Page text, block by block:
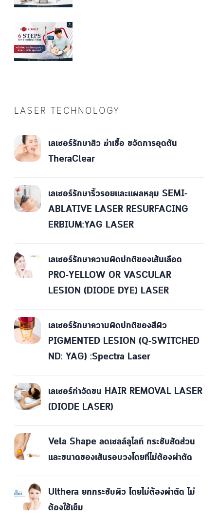
LASER TECHNOLOGY
เลเซอร์รักษาสิว ฆ่าเชื้อ ขจัดการอุดตัน
TheraClear
เลเซอร์รักษาริ้วรอยและแผลหลุม SEMI-
ABLATIVE LASER RESURFACING
ERBIUM:YAG LASER
เลเซอร์รักษาความผิดปกติของเส้นเลือด
PRO-YELLOW OR VASCULAR
LESION (DIODE DYE) LASER
เลเซอร์รักษาความผิดปกติของสีผิว
PIGMENTED LESION (Q-SWITCHED
ND: YAG) :Spectra Laser
เลเซอร์กำจัดขน HAIR REMOVAL LASER
(DIODE LASER)
Vela Shape ลดเซลล์ลูไลท์ กระชับสัดส่วน
และขนาดของเส้นรอบวงโดยที่ไม่ต้องผ่าตัด
Ulthera ยกกระชับผิว โดยไม่ต้องผ่าตัด ไม่
ต้องใช้เข็ม